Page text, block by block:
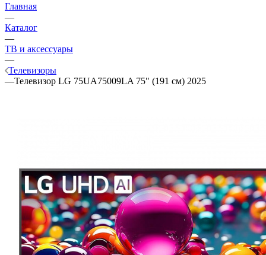
Главная
—
Каталог
—
ТВ и аксессуары
—
Телевизоры
—Телевизор LG 75UA75009LA 75" (191 см) 2025